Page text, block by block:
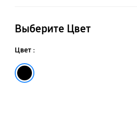
Выберите Цвет
Цвет :